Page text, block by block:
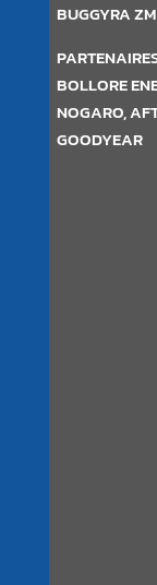
BUGGYRA
BOLLORE
NOGARO,
GOODYEAR